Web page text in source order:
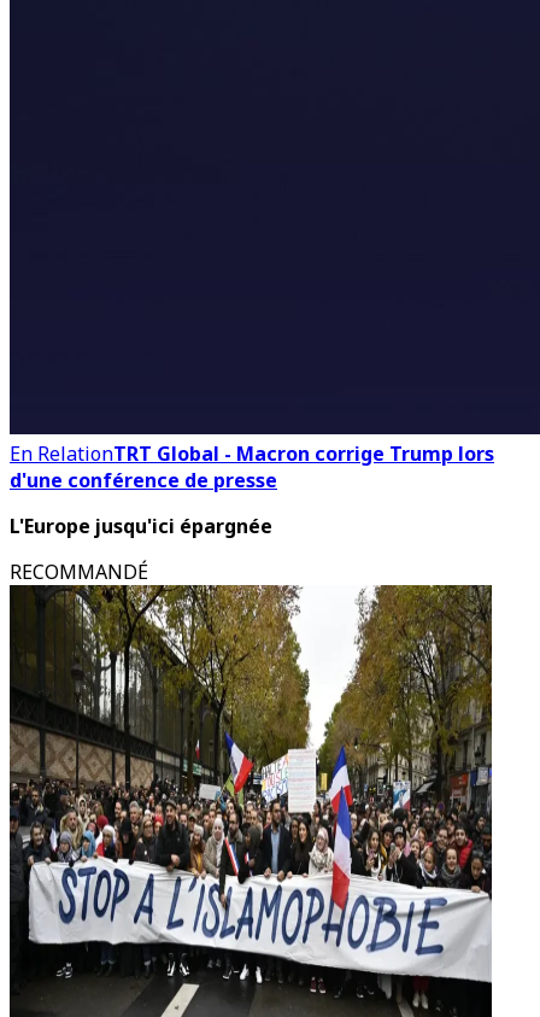
En RelationTRT Global - Macron corrige Trump lors
d'une conférence de presse
L'Europe jusqu'ici épargnée
RECOMMANDÉ